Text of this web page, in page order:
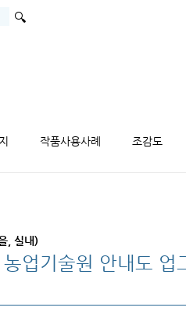
🔍
작품사용사례 조감도
, 실내)
업기술원 안내도 업